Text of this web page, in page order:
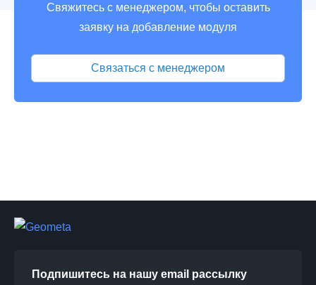
Свяжитесь с менеджером, чтобы оставить
заявку на добавление модуля
Связаться с менеджером
Подпишитесь на нашу email рассылку